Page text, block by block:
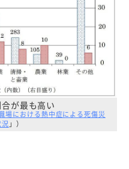
が最も高い
場における熱中症による死傷災
」）